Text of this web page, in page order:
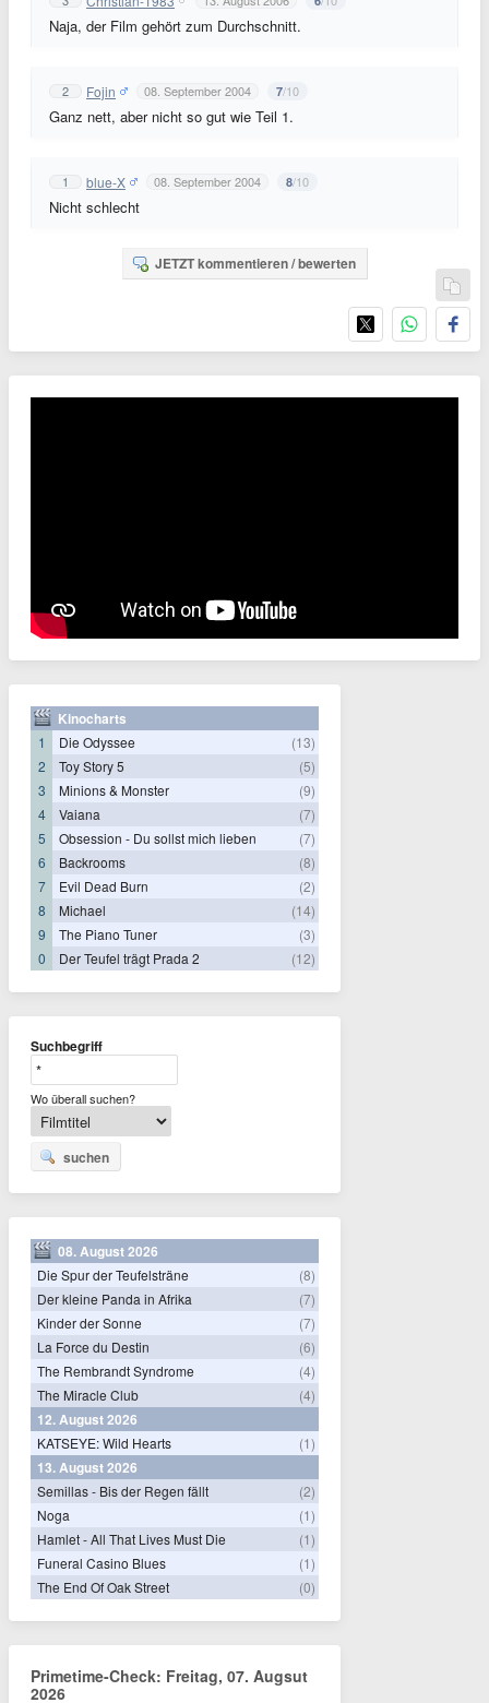
Naja, der Film gehört zum Durchschnitt.
2 Fojin 08. September 2004 7/10
Ganz nett, aber nicht so gut wie Teil 1.
1 blue-X 08. September 2004 8/10
Nicht schlecht
JETZT kommentieren / bewerten
Kinocharts
1 Die Odyssee
(13)
2
Toy Story 5
(5)
3
Minions & Monster
(9)
4
Vaiana
(7)
5
Obsession - Du sollst mich lieben
(7)
6
Backrooms
(8)
7
Evil Dead Burn
(2)
8
Michael
(14)
9
The Piano Tuner
(3)
0
Der Teufel trägt Prada 2 (12)
Suchbegriff
Wo überall suchen?
suchen
08. August 2026
Die Spur der Teufelsträne
(8)
Der kleine Panda in Afrika
(7)
Kinder der Sonne
(7)
La Force du Destin
(6)
The Rembrandt Syndrome
(4)
The Miracle Club
(4)
12. August 2026
KATSEYE: Wild Hearts (1)
13. August 2026
Semillas - Bis der Regen fällt
(2)
Noga
(1)
Hamlet - All That Lives Must Die
(1)
Funeral Casino Blues
(1)
The End Of Oak Street
(0)
Primetime-Check: Freitag, 07. Augsut
2026